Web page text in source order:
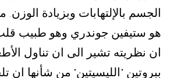
الجسم بالإلتهابات وبزيادة الوزن.
هو ستيفين جوندري وهو طبيب
ان نظريته تشير الى ان تناول
ببروتين " الليسيتين" من شأنها ان